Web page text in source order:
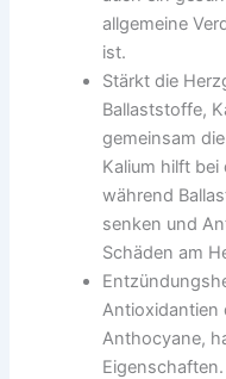
allgemeine
ist.
Stärkt die
Ballaststoffe,
gemeinsam
Kalium hilft bei
während
senken und
Schäden am
Antioxidantien
Anthocyane,